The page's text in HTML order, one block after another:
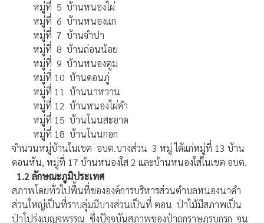
หมู่ที่ 5 บ้านหนองไผ่
หมู่ที่ 6 บ้านหนองแก
หมู่ที่ 7 บ้านจำปา
หมู่ที่ 8 บ้านถ่อนน้อย
หมู่ที่ 9 บ้านหนองตูม
หมู่ที่ 10 บ้านดอนภู่
หมู่ที่ 11 บ้านนาหวาน
หมู่ที่ 12 บ้านหนองไผ่คำ
หมู่ที่ 15 บ้านโนนสะอาด
หมู่ที่ 18 บ้านโนนกอก
จำนวนหมู่บ้านในเขต อบต.บางส่วน 3 หมู่ ได้แก่หมู่ที่ 13 บ้าน
ดอนหัน, หมู่ที่ 17 บ้านหนองใส 2 และบ้านหนองใส่ในเขต อบต.
1.2ลักษณะภูมิประเทศ
สภาพโดยทั่วไปพื้นที่ขององค์การบริหารส่วนตำบลหนองนาคำ
ส่วนใหญ่เป็นที่ราบลุ่มมีบางส่วนเป็นที่ ตอน ป่าไม้มีสภาพเป็น
ป่าโปร่งเบญจพรรณ ซึ่งปัจจุบันสภาพของป่าถูกราษฎรบุกรุก จน